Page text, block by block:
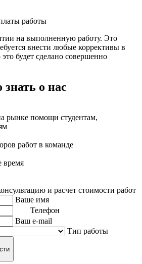
работы
на выполненную работу. Это
внести любые коррективы в
будет сделано совершенно
о нас
рынке помощи студентам,
работ в команде
время
и расчет стоимости работ
Ваше имя
Телефон
Ваш e-mail
Тип работы